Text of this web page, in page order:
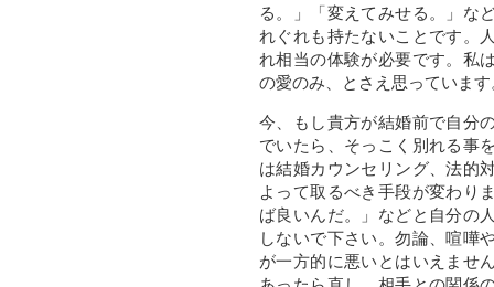
る。」「変えてみせる。」な
れぐれも持たないことです。
れ相当の体験が必要です。私
の愛のみ、とさえ思っています
今、もし貴方が結婚前で自分
でいたら、そっこく別れる事
は結婚カウンセリング、法的
よって取るべき手段が変わり
ば良いんだ。」などと自分の
しないで下さい。勿論、喧嘩
が一方的に悪いとはいえませ